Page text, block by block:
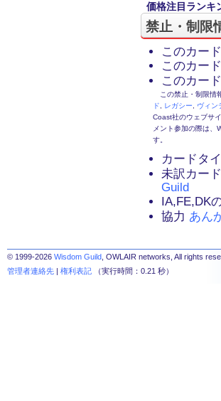
価格注目ランキ
禁止・制限
このカー
このカー
このカー
この禁止・制限情
ド
レガシー ヴィン
Coast社のウェブサ
メント参加の際は
す。
カードタ
未訳カー
Guild
IA,FE,DK
協力 あん
© 1999-2026 Wisdom Guild , OWLAIR networks, All rights
管理者連絡先 | 権利表記 （実行時間：0.21 秒）